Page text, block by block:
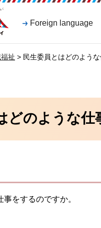
Foreign language
祉 > 民生委員とはどのような
どのような仕
をするのですか。